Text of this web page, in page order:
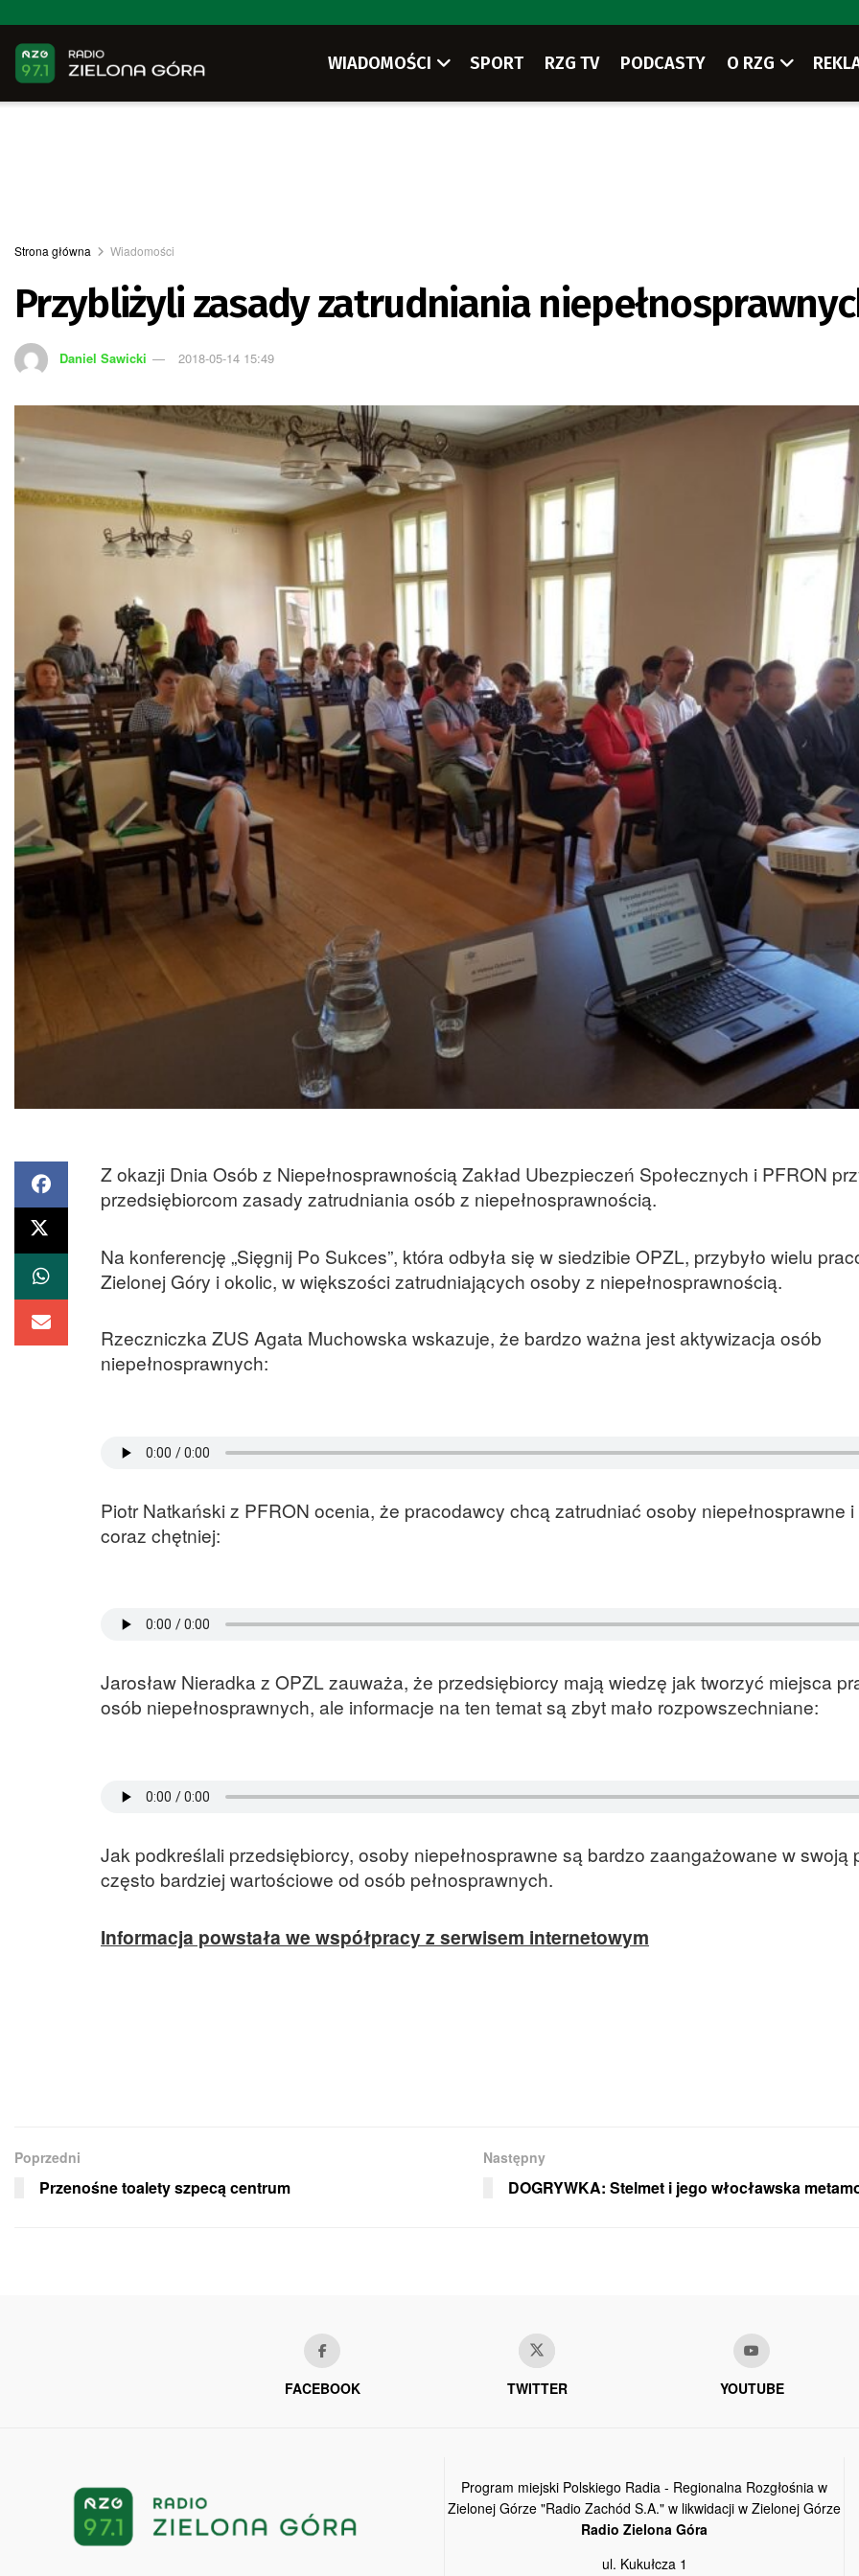
WIADOMOŚCI SPORT RZG TV PODCASTY O RZG
Strona główna Wiadomości
Przybliżyli zasady zatrudniania
Daniel Sawicki 2018-05-14 15:49
Z okazji Dnia Osób z Niepełnosprawnością Zakład Ubezpieczeń Społecznych i PFRON
przedsiębiorcom zasady zatrudniania osób z niepełnosprawnością.
Na konferencję „Sięgnij Po Sukces”, która odbyła się w siedzibie OPZL, przybyło wielu
Zielonej Góry i okolic, w większości zatrudniających osoby z niepełnosprawnością.
Rzeczniczka ZUS Agata Muchowska wskazuje, że bardzo ważna jest aktywizacja osób
niepełnosprawnych:
Piotr Natkański z PFRON ocenia, że pracodawcy chcą zatrudniać osoby niepełnosprawne i
coraz chętniej:
Jarosław Nieradka z OPZL zauważa, że przedsiębiorcy mają wiedzę jak tworzyć miejsca
osób niepełnosprawnych, ale informacje na ten temat są zbyt mało rozpowszechniane:
Jak podkreślali przedsiębiorcy, osoby niepełnosprawne są bardzo zaangażowane w swoją
często bardziej wartościowe od osób pełnosprawnych.
Informacja powstała we współpracy z serwisem internetowym
Poprzedni
Przenośne toalety szpecą centrum
Następny
DOGRYWKA: Stelmet i jego włocławska
FACEBOOK TWITTER YOUTUBE
Program miejski Polskiego Radia - Regionalna Rozgłośnia w
Zielonej Górze "Radio Zachód S.A." w likwidacji w Zielonej Górze
Radio Zielona Góra
ul. Kukułcza 1